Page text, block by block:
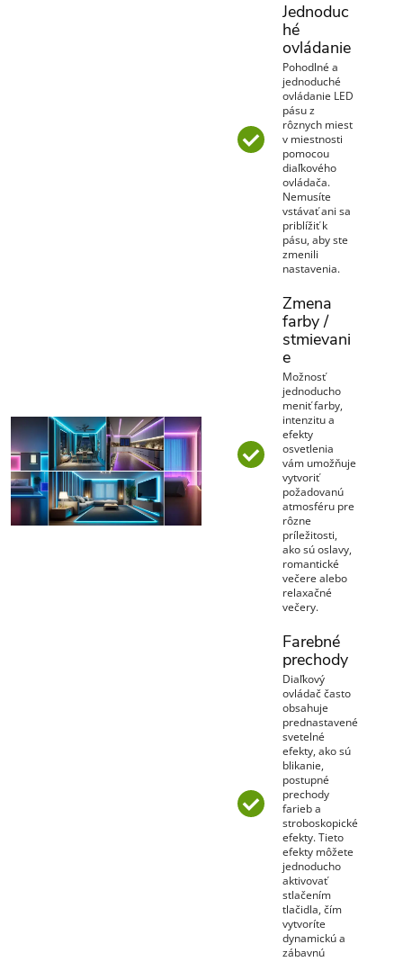
Jednoduc
hé
ovládanie
Pohodlné a
jednoduché
ovládanie LED
pásu z
rôznych miest
v miestnosti
pomocou
diaľkového
ovládača.
Nemusíte
vstávať ani sa
priblížiť k
pásu, aby ste
zmenili
nastavenia.
Zmena
farby /
stmievani
e
Možnosť
jednoducho
meniť farby,
intenzitu a
efekty
osvetlenia
vám umožňuje
vytvoriť
požadovanú
atmosféru pre
rôzne
príležitosti,
ako sú oslavy,
romantické
večere alebo
relaxačné
večery.
Farebné
prechody
Diaľkový
ovládač často
obsahuje
prednastavené
svetelné
efekty, ako sú
blikanie,
postupné
prechody
farieb a
stroboskopické
efekty. Tieto
efekty môžete
jednoducho
aktivovať
stlačením
tlačidla, čím
vytvoríte
dynamickú a
zábavnú